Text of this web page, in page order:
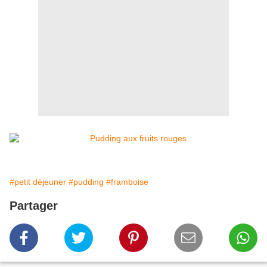
#petit déjeuner #pudding #framboise
Partager